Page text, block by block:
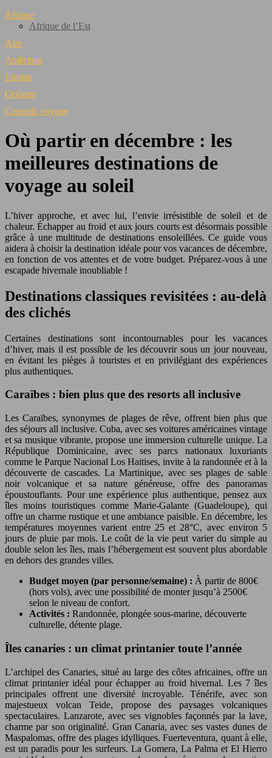
Afrique
Afrique de l’Est
Asie
Amérique
Europe
Océanie
Conseils voyage
Où partir en décembre : les
meilleures destinations de
voyage au soleil
L’hiver approche, et avec lui, l’envie irrésistible de soleil et de
chaleur. Échapper au froid et aux jours courts est désormais possible
grâce à une multitude de destinations ensoleillées. Ce guide vous
aidera à choisir la destination idéale pour vos vacances de décembre,
en fonction de vos attentes et de votre budget. Préparez-vous à une
escapade hivernale inoubliable !
Destinations classiques revisitées : au-delà
des clichés
Certaines destinations sont incontournables pour les vacances
d’hiver, mais il est possible de les découvrir sous un jour nouveau,
en évitant les pièges à touristes et en privilégiant des expériences
plus authentiques.
Caraïbes : bien plus que des resorts all inclusive
Les Caraïbes, synonymes de plages de rêve, offrent bien plus que
des séjours all inclusive. Cuba, avec ses voitures américaines vintage
et sa musique vibrante, propose une immersion culturelle unique. La
République Dominicaine, avec ses parcs nationaux luxuriants
comme le Parque Nacional Los Haitises, invite à la randonnée et à la
découverte de cascades. La Martinique, avec ses plages de sable
noir volcanique et sa nature généreuse, offre des panoramas
époustouflants. Pour une expérience plus authentique, pensez aux
îles moins touristiques comme Marie-Galante (Guadeloupe), qui
offre un charme rustique et une ambiance paisible. En décembre, les
températures moyennes varient entre 25 et 28°C, avec environ 5
jours de pluie par mois. Le coût de la vie peut varier du simple au
double selon les îles, mais l’hébergement est souvent plus abordable
en dehors des grandes villes.
Budget moyen (par personne/semaine) : À partir de 800€
(hors vols), avec une possibilité de monter jusqu’à 2500€
selon le niveau de confort.
Activités : Randonnée, plongée sous-marine, découverte
culturelle, détente plage.
Îles canaries : un climat printanier toute l’année
L’archipel des Canaries, situé au large des côtes africaines, offre un
climat printanier idéal pour échapper au froid hivernal. Les 7 îles
principales offrent une diversité incroyable. Ténérife, avec son
majestueux volcan Teide, propose des paysages volcaniques
spectaculaires. Lanzarote, avec ses vignobles façonnés par la lave,
charme par son originalité. Gran Canaria, avec ses vastes dunes de
Maspalomas, offre des plages idylliques. Fuerteventura, quant à elle,
est un paradis pour les surfeurs. La Gomera, La Palma et El Hierro